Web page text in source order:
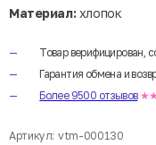
Материал:хлопок
Товар верифицирован,
Гарантия обмена и
Более 9500 отзывов
Артикул: vtm-000130